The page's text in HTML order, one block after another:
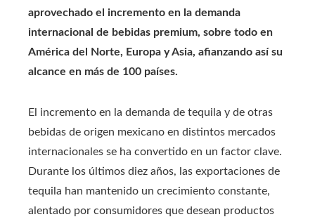
aprovechado el incremento en la demanda
internacional de bebidas premium, sobre todo en
América del Norte, Europa y Asia, afianzando así su
alcance en más de 100 países.
El incremento en la demanda de tequila y de otras
bebidas de origen mexicano en distintos mercados
internacionales se ha convertido en un factor clave.
Durante los últimos diez años, las exportaciones de
tequila han mantenido un crecimiento constante,
alentado por consumidores que desean productos